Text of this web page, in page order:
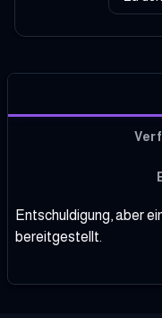
Entschuldigung, aber
bereitgestellt.